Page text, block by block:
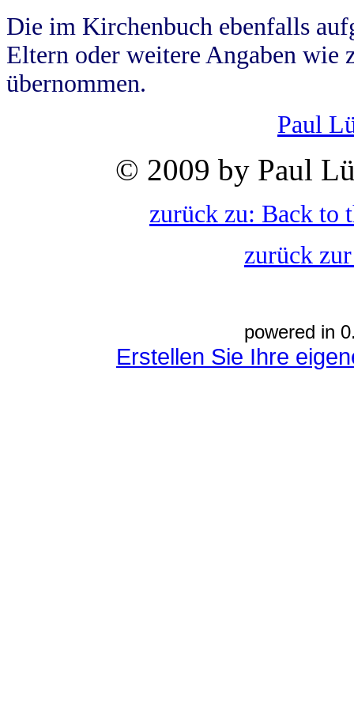
Die im Kirchenbuch ebenfalls
Eltern oder weitere Angaben wie
übernommen.
Paul
© 2009 by Paul
zurück zu: Back to
zurück
powered in
Erstellen Sie Ihre